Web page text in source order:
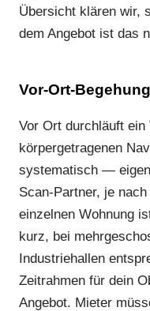
Übersicht klären wir,
dem Angebot ist das
Vor-Ort-
Vor Ort durchläuft
körpergetragenen
systematisch —
Scan-Partner, je
einzelnen Wohnung
kurz, bei
Industriehallen
Zeitrahmen für dein
Angebot. Mieter